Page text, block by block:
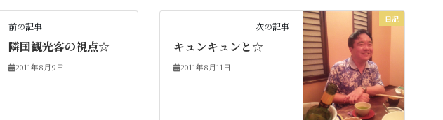
前の記事
隣国観光客の視点☆
2011年8月9日
日記
次の記事
キュンキュンと☆
2011年8月11日